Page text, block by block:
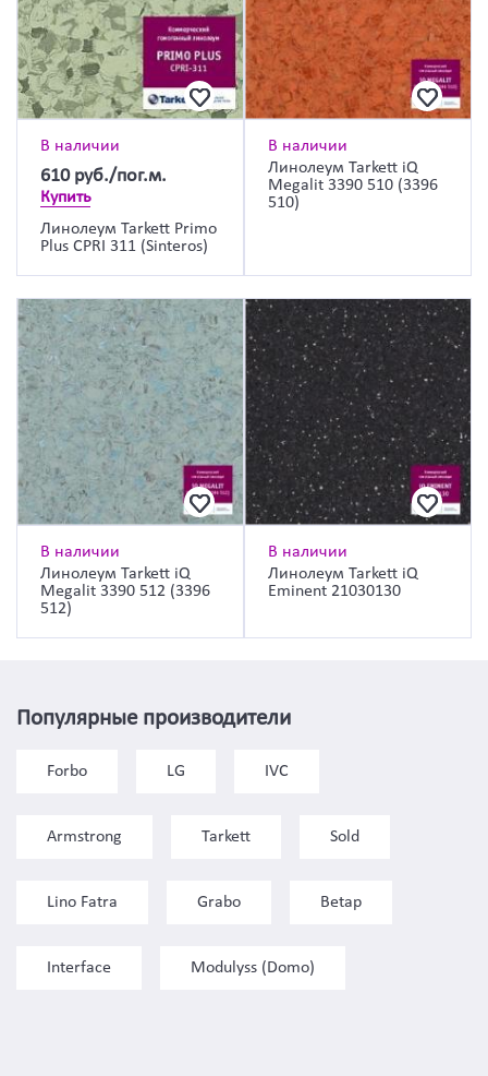
В наличии
610 руб./пог.м.
Купить
Линолеум Tarkett Primo
Plus CPRI 311 (Sinteros)
В наличии
Линолеум Tarkett iQ
Megalit 3390 510 (3396
510)
В наличии
Линолеум Tarkett iQ
Megalit 3390 512 (3396
512)
В наличии
Линолеум Tarkett iQ
Eminent 21030130
Популярные производители
Forbo LG IVC
Armstrong Tarkett Sold
Lino Fatra Grabo Betap
Interface Modulyss (Domo)